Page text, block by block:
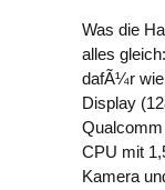
Was die
alles
dafÃ¼r wie
Display
CPU mit
Kamera